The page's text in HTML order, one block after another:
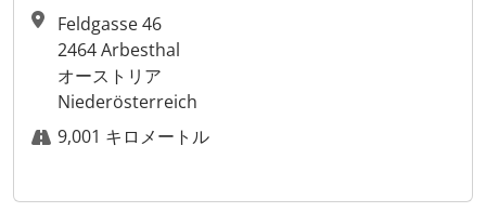
Feldgasse 46
2464 Arbesthal
オーストリア
Niederösterreich
9,001 キロメートル